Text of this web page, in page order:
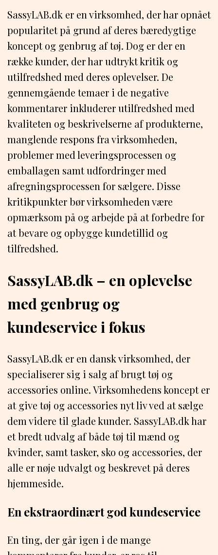
SassyLAB.dk er en virksomhed, der har opnået
popularitet på grund af deres bæredygtige
koncept og genbrug af tøj. Dog er der en
række kunder, der har udtrykt kritik og
utilfredshed med deres oplevelser. De
gennemgående temaer i de negative
kommentarer inkluderer utilfredshed med
kvaliteten og beskrivelserne af produkterne,
manglende respons fra virksomheden,
problemer med leveringsprocessen og
emballagen samt udfordringer med
afregningsprocessen for sælgere. Disse
kritikpunkter bør virksomheden være
opmærksom på og arbejde på at forbedre for
at bevare og opbygge kundetillid og
tilfredshed.
SassyLAB.dk – en oplevelse
med genbrug og
kundeservice i fokus
SassyLAB.dk er en dansk virksomhed, der
specialiserer sig i salg af brugt tøj og
accessories online. Virksomhedens koncept er
at give tøj og accessories nyt liv ved at sælge
dem videre til glade kunder. SassyLAB.dk har
et bredt udvalg af både tøj til mænd og
kvinder, samt tasker, sko og accessories, der
alle er nøje udvalgt og beskrevet på deres
hjemmeside.
En ekstraordinært god kundeservice
En ting, der går igen i de mange